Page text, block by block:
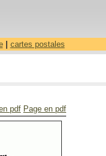
| cartes postales
pdf Page en pdf